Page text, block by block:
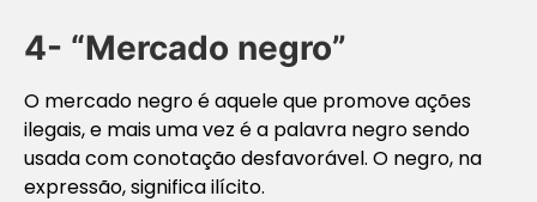
4- “Mercado negro”
O mercado negro é aquele que promove ações
ilegais, e mais uma vez é a palavra negro sendo
usada com conotação desfavorável. O negro, na
expressão, significa ilícito.